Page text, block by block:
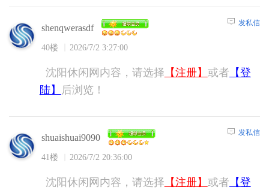
shenqwerasdf
40楼 2026/7/2 3:27:00
发私信
沈阳休闲网内容，请选择 【注册】 或者 【登
陆】
后浏览！
shuaishuai9090
41楼 2026/7/2 20:36:00
发私信
沈阳休闲网内容，请选择 【注册】 或者 【登